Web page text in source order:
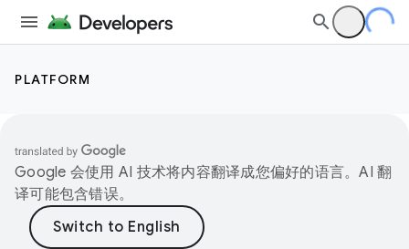
PLATFORM
Google 会使用 AI 技术将内容翻译成您偏好的语言。AI 翻
译可能包含错误。